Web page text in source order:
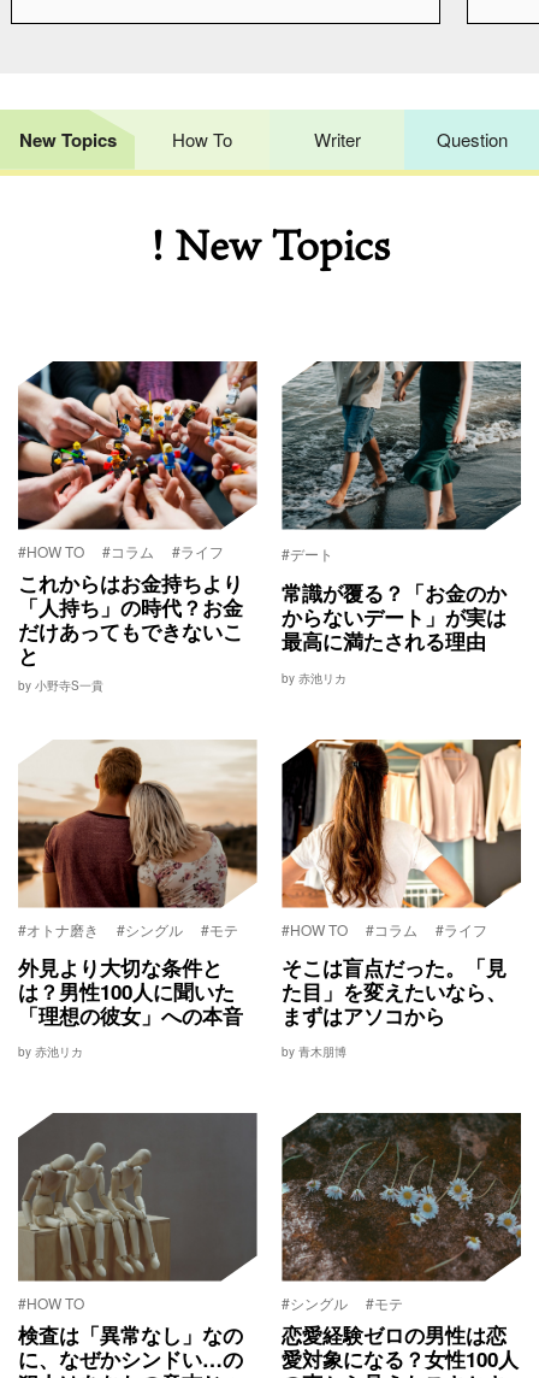
New Topics How To Writer Question
! New Topics
#HOW TO #コラム #ライフ
これからはお金持ちより
「人持ち」の時代？お金
だけあってもできないこ
と
by 小野寺S一貴
#デート
常識が覆る？「お金のか
からないデート」が実は
最高に満たされる理由
by 赤池リカ
#オトナ磨き #シングル #モテ
外見より大切な条件と
は？男性100人に聞いた
「理想の彼女」への本音
by 赤池リカ
#HOW TO #コラム #ライフ
そこは盲点だった。「見
た目」を変えたいなら、
まずはアソコから
by 青木朋博
#HOW TO
検査は「異常なし」なの
に、なぜかシンドい…の
#シングル #モテ
恋愛経験ゼロの男性は恋
愛対象になる？女性100人